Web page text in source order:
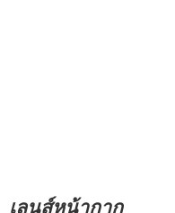
เลนส์หน้ากาก